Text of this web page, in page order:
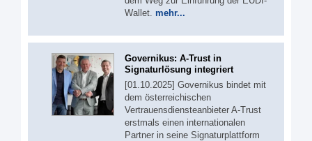
Wallet. mehr...
Governikus: A-Trust in
Signaturlösung integriert
[01.10.2025] Governikus bindet mit
dem österreichischen
Vertrauensdiensteanbieter A-Trust
erstmals einen internationalen
Partner in seine Signaturplattform